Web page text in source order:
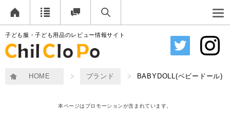
子ども服・子ども用品のレビュー情報サイト
HOME ブランド BABYDOLL(ベビードール)
本ページはプロモーションが含まれています。